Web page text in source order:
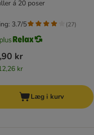
á 20 poser
kr
kr
3.7/5 (27)
Læg i kurv